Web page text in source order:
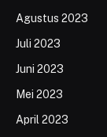
Agustus 2023
Juli 2023
Juni 2023
Mei 2023
April 2023